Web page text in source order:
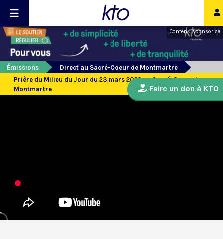
Contenu sponsorisé
Émissions
Direct au Sacré-Coeur de Montmartre
Prière du Milieu du Jour du 23 mars 2022 au Sacré-Coeur de
Montmartre
Faire un don à KTO